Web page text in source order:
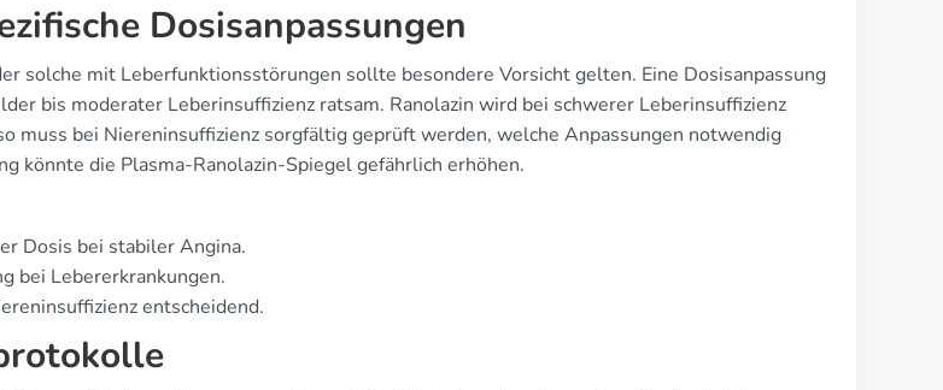
Dosisanpassungen
solche mit Leberfunktionsstörungen sollte besondere Vorsicht gelten. Eine Dosisanpassung
bis moderater Leberinsuffizienz ratsam. Ranolazin wird bei schwerer Leberinsuffizienz
muss bei Niereninsuffizienz sorgfältig geprüft werden, welche Anpassungen notwendig
könnte die Plasma-Ranolazin-Spiegel gefährlich erhöhen.
Dosis bei stabiler Angina.
bei Lebererkrankungen.
entscheidend.